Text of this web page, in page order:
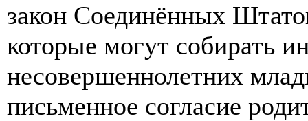
закон Соединённых
которые могут собирать
несовершеннолетних
письменное согласие